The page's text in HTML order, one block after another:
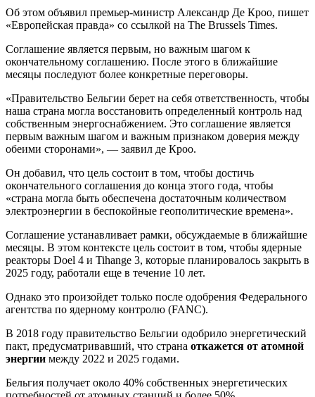
Об этом объявил премьер-министр Александр Де Кроо, пишет
«Европейская правда» со ссылкой на The Brussels Times.
Соглашение является первым, но важным шагом к
окончательному соглашению. После этого в ближайшие
месяцы последуют более конкретные переговоры.
«Правительство Бельгии берет на себя ответственность, чтобы
наша страна могла восстановить определенный контроль над
собственным энергоснабжением. Это соглашение является
первым важным шагом и важным признаком доверия между
обеими сторонами», — заявил де Кроо.
Он добавил, что цель состоит в том, чтобы достичь
окончательного соглашения до конца этого года, чтобы
«страна могла быть обеспечена достаточным количеством
электроэнергии в беспокойные геополитические времена».
Соглашение устанавливает рамки, обсуждаемые в ближайшие
месяцы. В этом контексте цель состоит в том, чтобы ядерные
реакторы Doel 4 и Tihange 3, которые планировалось закрыть в
2025 году, работали еще в течение 10 лет.
Однако это произойдет только после одобрения Федерального
агентства по ядерному контролю (FANC).
В 2018 году правительство Бельгии одобрило энергетический
пакт, предусматривавший, что страна откажется от атомной
энергии между 2022 и 2025 годами.
Бельгия получает около 40% собственных энергетических